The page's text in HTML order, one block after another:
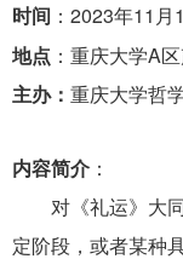
时间 ： 2023年11 月
地点 ：重庆大学A
主办： 重庆大学哲
内容简介 ：
对《礼运》大
定阶段，或者某种